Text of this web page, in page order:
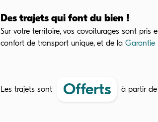
Des trajets qui font du bien !
Sur votre territoire, vos covoiturages sont pris
confort de transport unique, et de la Garantie
Les trajets sont Offerts à partir